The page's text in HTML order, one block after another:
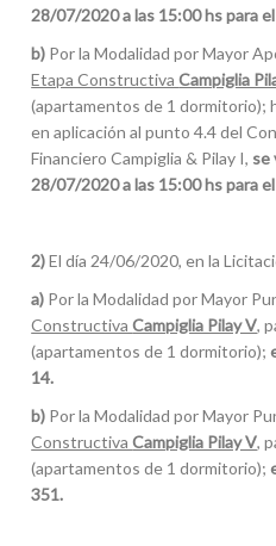
28/07/2020 a las 15:00 hs para
b) Por la Modalidad por Mayor
Etapa ConstructivaCampiglia
(apartamentos de 1 dormitorio);
en aplicación al punto 4.4 del
Financiero Campiglia & Pilay I, se
28/07/2020 a las 15:00 hs para
2)El día 24/06/2020, en la
a) Por la Modalidad por Mayor
ConstructivaCampiglia Pilay V,
(apartamentos de 1 dormitorio);
14.
b) Por la Modalidad por Mayor
ConstructivaCampiglia Pilay V,
(apartamentos de 1 dormitorio);
351.